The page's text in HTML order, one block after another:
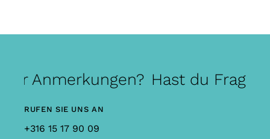
Anmerkungen? Hast du Fragen
RUFEN SIE UNS AN
+316 15 17 90 09